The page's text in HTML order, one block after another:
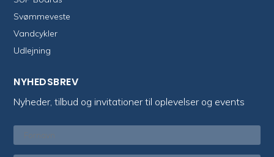
Svømmeveste
Vandcykler
Udlejning
NYHEDSBREV
Nyheder, tilbud og invitationer til oplevelser og events